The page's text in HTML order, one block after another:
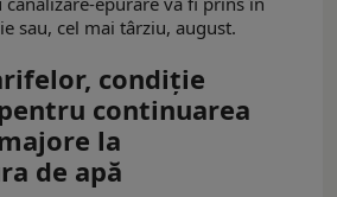
sau, cel mai târziu, august.
condiție
continuarea
la
de apă